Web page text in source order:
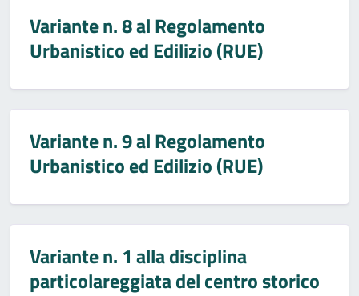
Variante n. 8 al Regolamento
Urbanistico ed Edilizio (RUE)
Variante n. 9 al Regolamento
Urbanistico ed Edilizio (RUE)
Variante n. 1 alla disciplina
particolareggiata del centro storico